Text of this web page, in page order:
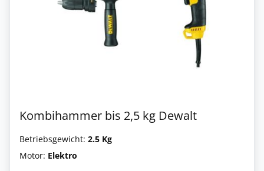
Kombihammer bis 2,5 kg Dewalt
Betriebsgewicht: 2.5 Kg
Motor: Elektro